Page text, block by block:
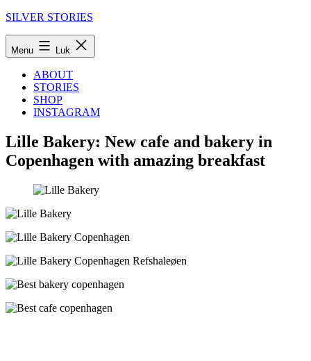
Fortsæt
SILVER STORIES
Menu Luk
ABOUT
STORIES
SHOP
INSTAGRAM
Lille Bakery: New cafe and bakery in
Copenhagen with amazing breakfast